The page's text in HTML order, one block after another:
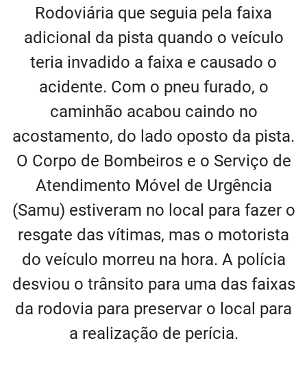
Rodoviária que seguia pela faixa
adicional da pista quando o veículo
teria invadido a faixa e causado o
acidente. Com o pneu furado, o
caminhão acabou caindo no
acostamento, do lado oposto da pista.
O Corpo de Bombeiros e o Serviço de
Atendimento Móvel de Urgência
(Samu) estiveram no local para fazer o
resgate das vítimas, mas o motorista
do veículo morreu na hora. A polícia
desviou o trânsito para uma das faixas
da rodovia para preservar o local para
a realização de perícia.